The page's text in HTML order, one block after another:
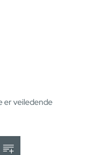
er veiledende